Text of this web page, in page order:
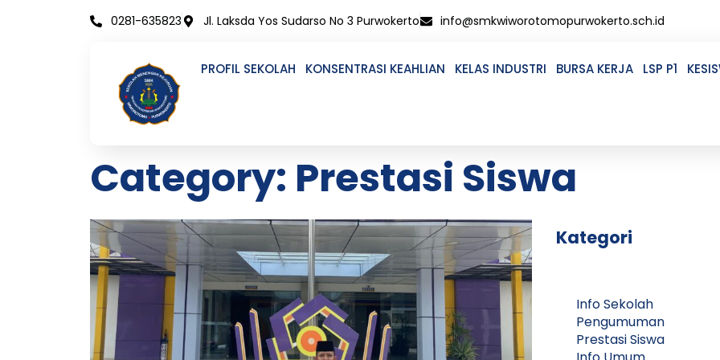
0281-635823 Jl. Laksda Yos Sudarso No 3 Purwokerto info@smkwiworotomopurwokerto.sch.id
PROFIL SEKOLAH KONSENTRASI KEAHLIAN KELAS INDUSTRI BURSA KERJA LSP P1
Category: Prestasi Siswa
Kategori
Info Sekolah
Pengumuman
Prestasi Siswa